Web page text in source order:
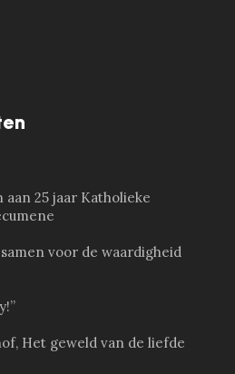
25 jaar Katholieke
voor de waardigheid
Het geweld van de liefde